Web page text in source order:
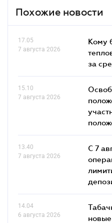
Похожие новости
17.05
7 августа 2026
Кому
за
15.10
7 августа 2026
13.40
7 августа 2026
С 7
14.04
6 августа 2026